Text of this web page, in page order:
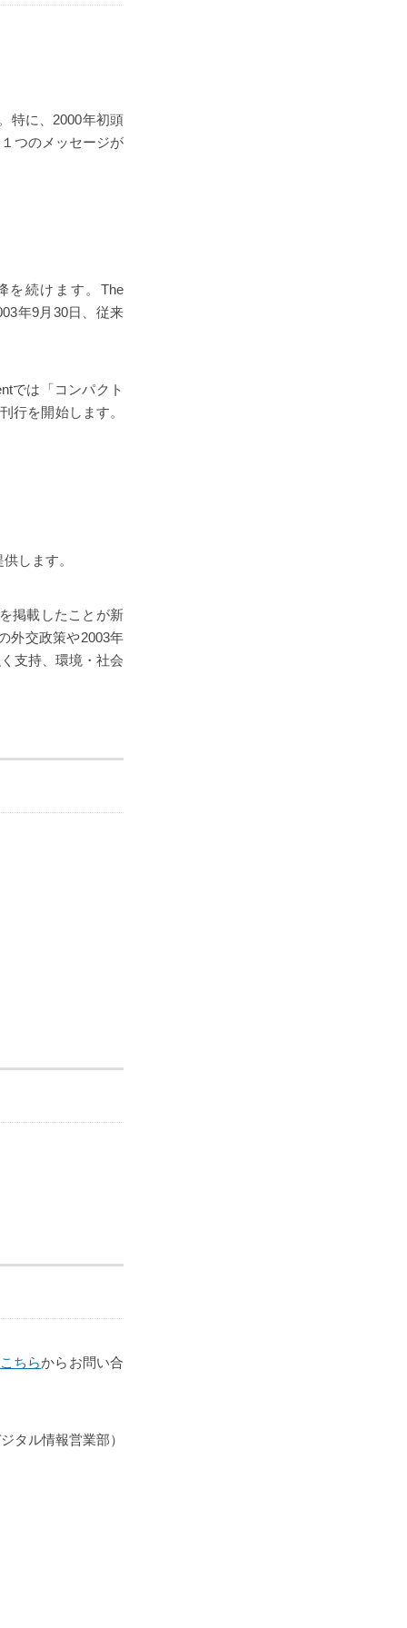
特に、2000年初頭
つのメッセージが
を続けます。The
年9月30日、従来
では「コンパクト
行を開始します。
します。
掲載したことが新
外交政策や2003年
支持、環境・社会
こちらからお問い合
ジタル情報営業部）